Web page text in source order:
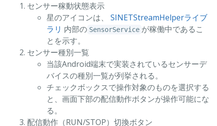
センサー稼動状態表示
星のアイコンは、 SINETStreamHelperライブ
ラリ 内部の SensorService が稼働中であるこ
とを示す。
センサー種別一覧
当該Android端末で実装されているセンサーデ
バイスの種別一覧が列挙される。
チェックボックスで操作対象のものを選択する
と、画面下部の配信動作ボタンが操作可能にな
る。
配信動作（RUN/STOP）切換ボタン